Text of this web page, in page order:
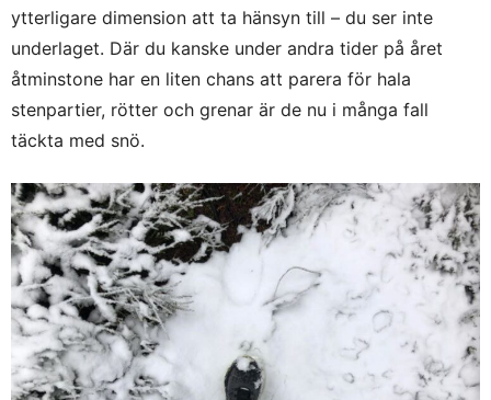
ytterligare dimension att ta hänsyn till – du ser inte
underlaget. Där du kanske under andra tider på året
åtminstone har en liten chans att parera för hala
stenpartier, rötter och grenar är de nu i många fall
täckta med snö.